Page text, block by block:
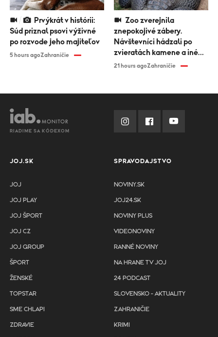
Súd priznal psovi výživné
po rozvode jeho majiteľov
5 hours agoZahraničie
znepokojivé zábery.
Návštevníci hádzali po
zvieratách kamene a iné
predmety
21 hours agoZahraničie
RIADIME SA KÓDEXOM
JOJ.SK
JOJ
JOJ PLAY
JOJ ŠPORT
JOJ CZ
JOJ GROUP
ŠPORT
ŽENSKÉ
TOPSTAR
SME CHLAPI
ZDRAVIE
SPRAVODAJSTVO
NOVINY.SK
JOJ24.SK
NOVINY PLUS
VIDEONOVINY
RANNÉ NOVINY
NA HRANE TV JOJ
24 PODCAST
SLOVENSKO - AKTUALITY
ZAHRANIČIE
KRIMI